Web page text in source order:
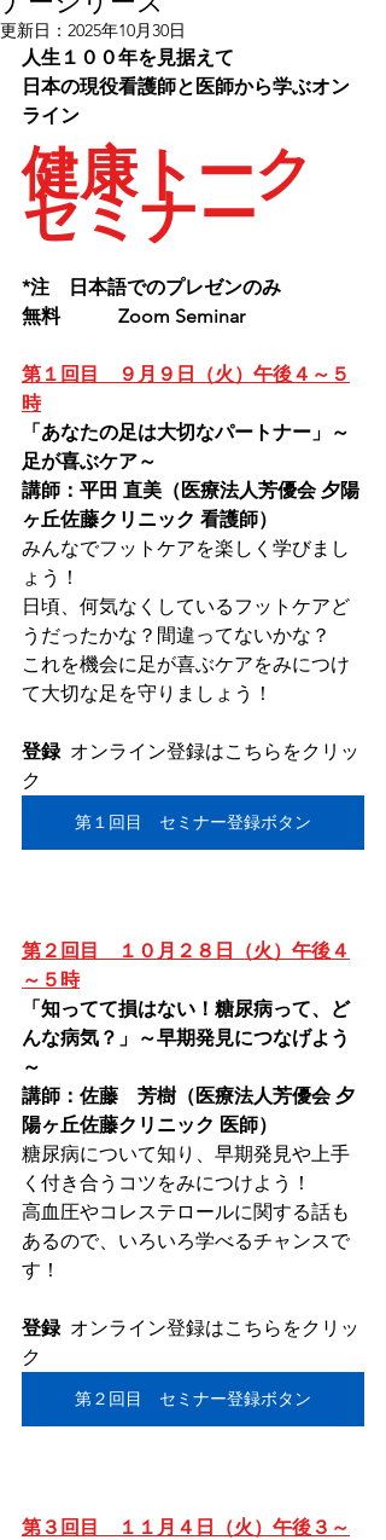
更新日： 2025年10月30日
人生１００年を見据えて
日本の現役看護師と医師から学ぶオン
ライン
健康トーク
セミナー
*注　日本語でのプレゼンのみ
無料		Zoom Seminar
第１回目　９月９日（火）午後４～５
時
「あなたの足は大切なパートナー」～
足が喜ぶケア～
講師：平田 直美（医療法人芳優会 夕陽
ヶ丘佐藤クリニック 看護師）
みんなでフットケアを楽しく学びまし
ょう！
日頃、何気なくしているフットケアど
うだったかな？間違ってないかな？
これを機会に足が喜ぶケアをみにつけ
て大切な足を守りましょう！
登録
	オンライン登録はこちらをクリッ
ク
第１回目 セミナー登録ボタン
第２回目　１０月２８日（火）午後４
～５時
「知ってて損はない！糖尿病って、ど
んな病気？」～早期発見につなげよう
～
講師：佐藤　芳樹 （医療法人芳優会 夕
陽ヶ丘佐藤クリニック 医師）
糖尿病について知り、早期発見や上手
く付き合うコツをみにつけよう！
高血圧やコレステロールに関する話も
あるので、いろいろ学べるチャンスで
す！
登録
	オンライン登録はこちらをクリッ
ク
第２回目 セミナー登録ボタン
第３回目　１１月４日（火）午後３～